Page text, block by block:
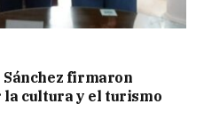
Sánchez firmaron
cultura y el turismo